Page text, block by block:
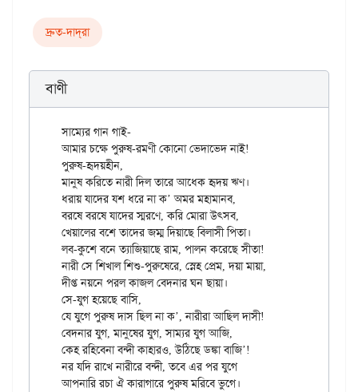
দ্রুত-দাদ্‌রা
বাণী
সাম্যের গান গাই-
আমার চক্ষে পুরুষ-রমণী কোনো ভেদাভেদ নাই!
পুরুষ-হৃদয়হীন,
মানুষ করিতে নারী দিল তারে আধেক হৃদয় ঋণ।
ধরায় যাদের যশ ধরে না ক’ অমর মহামানব,
বরষে বরষে যাদের স্মরণে, করি মোরা উৎসব,
খেয়ালের বশে তাদের জম্ম দিয়াছে বিলাসী পিতা।
লব-কুশে বনে ত্যাজিয়াছে রাম, পালন করেছে সীতা!
নারী সে শিখাল শিশু-পুরুষেরে, স্নেহ প্রেম, দয়া মায়া,
দীপ্ত নয়নে পরল কাজল বেদনার ঘন ছায়া।
সে-যুগ হয়েছে বাসি,
যে যুগে পুরুষ দাস ছিল না ক’, নারীরা আছিল দাসী!
বেদনার যুগ, মানুষের যুগ, সাম্যর যুগ আজি,
কেহ রহিবেনা বন্দী কাহারও, উঠিছে ডঙ্কা বাজি’!
নর যদি রাখে নারীরে বন্দী, তবে এর পর যুগে
আপনারি রচা ঐ কারাগারে পুরুষ মরিবে ভুগে।